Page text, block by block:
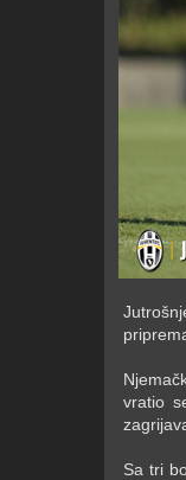
vratio
Sa tri